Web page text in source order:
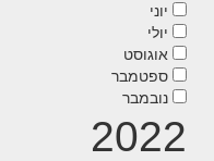
יוני
יולי
אוגוסט
ספטמבר
נובמבר
2022